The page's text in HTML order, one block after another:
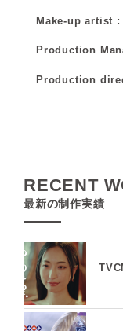
Make-up artist
Production
Production
RECENT
最新の制作実績